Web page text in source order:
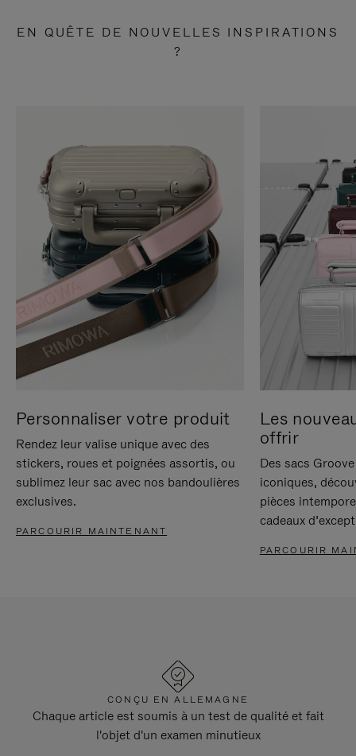
EN QUÊTE DE NOUVELLES INSPIRATIONS
?
Personnaliser votre produit
Rendez leur valise unique avec des
stickers, roues et poignées assortis, ou
sublimez leur sac avec nos bandoulières
exclusives.
PARCOURIR MAINTENANT
Les
offrir
Des sacs
iconiques,
pièces
cadeaux
PARCOURIR
CONÇU EN ALLEMAGNE
Chaque article est soumis à un test de qualité et fait
l'objet d'un examen minutieux